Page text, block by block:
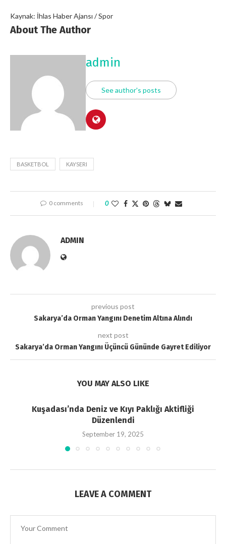
Kaynak: İhlas Haber Ajansı / Spor
About The Author
admin
See author's posts
BASKETBOL KAYSERI
0 comments 0
ADMIN
previous post
Sakarya’da Orman Yangını Denetim Altına Alındı
next post
Sakarya’da Orman Yangını Üçüncü Gününde Gayret Ediliyor
YOU MAY ALSO LIKE
Kuşadası’nda Deniz ve Kıyı Paklığı Aktifliği
Düzenlendi
September 19, 2025
LEAVE A COMMENT